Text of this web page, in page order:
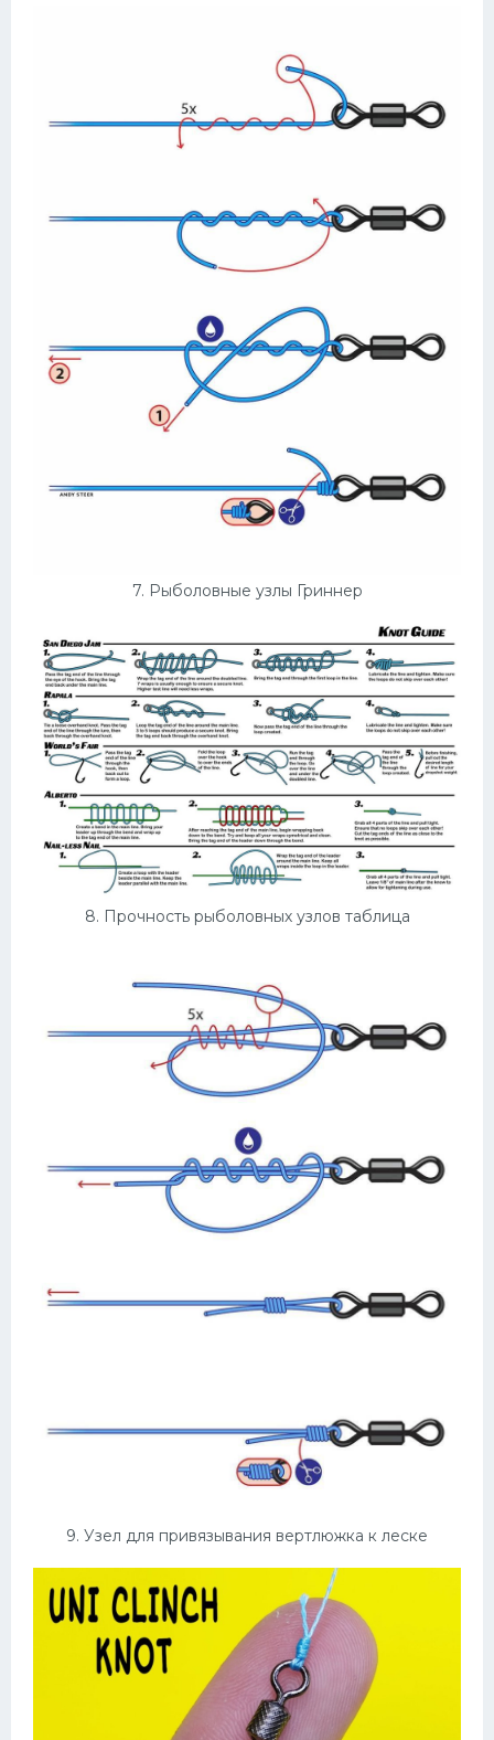
7. Рыболовные узлы Гриннер
8. Прочность рыболовных узлов таблица
9. Узел для привязывания вертлюжка к леске